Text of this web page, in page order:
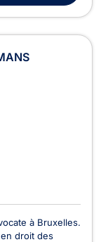
à Bruxelles.
droit des